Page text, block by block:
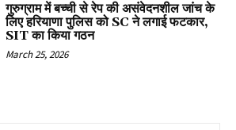
गुरुग्राम में बच्ची से रेप की असंवेदनशील जांच के
लिए हरियाणा पुलिस को SC ने लगाई फटकार,
SIT का किया गठन
March 25, 2026